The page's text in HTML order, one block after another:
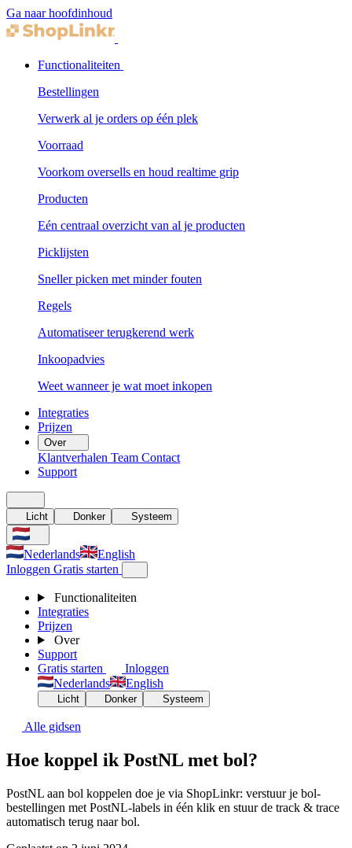
Ga naar hoofdinhoud
Functionaliteiten
Bestellingen
Verwerk al je orders op één plek
Voorraad
Voorkom oversells en houd realtime grip
Producten
Eén centraal overzicht van al je producten
Picklijsten
Sneller picken met minder fouten
Regels
Automatiseer terugkerend werk
Inkoopadvies
Weet wanneer je wat moet inkopen
Integraties
Prijzen
Over
Klantverhalen Team Contact
Support
Licht Donker Systeem
Nederlands
English
Inloggen Gratis starten
Functionaliteiten
Integraties
Prijzen
Over
Support
Gratis starten
Inloggen
Nederlands
English
Licht Donker Systeem
Alle gidsen
Hoe koppel ik PostNL met bol?
PostNL aan bol koppelen doe je via ShopLinkr: verstuur je bol-
bestellingen met PostNL-labels in één klik en stuur de track & trace
automatisch terug naar bol.